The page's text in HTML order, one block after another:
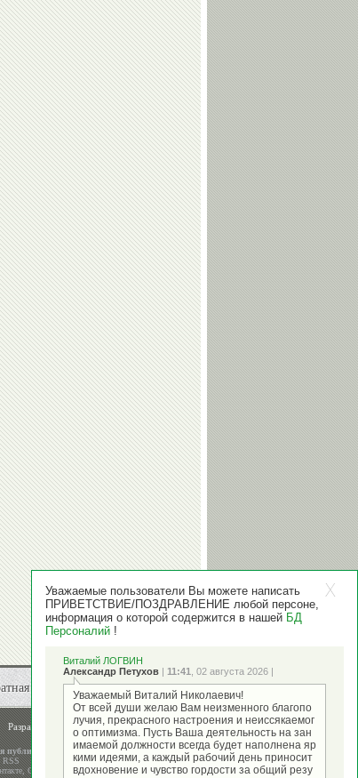
связь
Разработка и поддержкаООО "Стадион"
публикаций
RSS
,Google+
Уважаемые пользователи Вы можете написать
ПРИВЕТСТВИЕ/ПОЗДРАВЛЕНИЕ любой персоне,
информация о которой содержится в нашей БД
Персоналий !
Виталий ЛОГВИН
Александр Петухов | 11:41 , 02 августа 2026 |
Уважаемый Виталий Николаевич!
От всей души желаю Вам неизменного благопо
лучия, прекрасного настроения и неиссякаемог
о оптимизма. Пусть Ваша деятельность на зан
имаемой должности всегда будет наполнена яр
кими идеями, а каждый рабочий день приносит
вдохновение и чувство гордости за общий резу